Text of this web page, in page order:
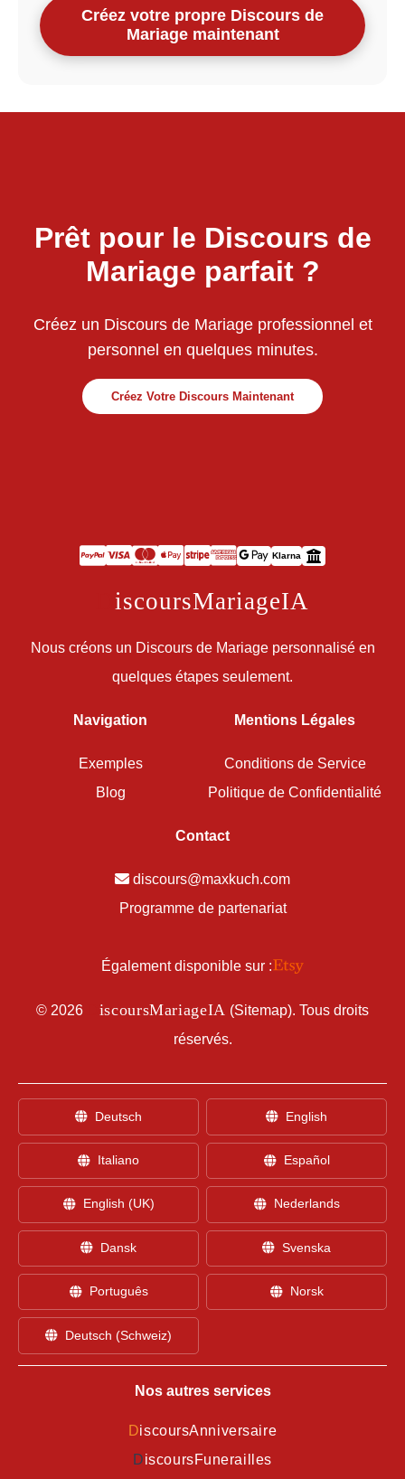
Créez votre propre Discours de
Mariage maintenant
Prêt pour le Discours de
Mariage parfait ?
Créez un Discours de Mariage professionnel et
personnel en quelques minutes.
Créez Votre Discours Maintenant
Klarna
DiscoursMariageIA
Nous créons un Discours de Mariage personnalisé en
quelques étapes seulement.
Navigation
Exemples
Blog
Mentions Légales
Conditions de Service
Politique de Confidentialité
Contact
discours@maxkuch.com
Programme de partenariat
Également disponible sur :
©2026 iscoursMariageIA (Sitemap). Tous droits
réservés.
Deutsch English
Italiano Español
English (UK) Nederlands
Dansk Svenska
Português Norsk
Deutsch (Schweiz)
Nos autres services
DiscoursAnniversaire
DiscoursFunerailles